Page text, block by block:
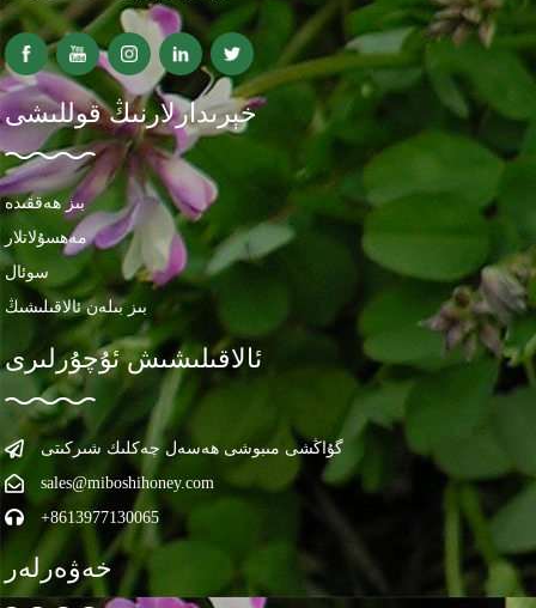
خېرىدارلارنىڭ قوللىشى
بىز ھەققىدە
مەھسۇلاتلار
سوئال
بىز بىلەن ئالاقىلىشىڭ
ئالاقىلىشىش ئۇچۇرلىرى
گۇاڭشى مىبوشى ھەسەل چەكلىك شىركىتى
sales@miboshihoney.com
+8613977130065
خەۋەرلەر